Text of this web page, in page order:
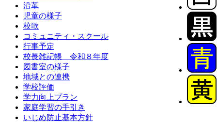
沿革
児童の様子
校歌
コミュニティ・スクール
行事予定
校長雑記帳 令和８年度
図書室の様子
地域との連携
学校評価
学力向上プラン
家庭学習の手引き
いじめ防止基本方針